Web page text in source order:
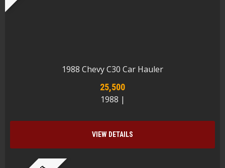
1988 Chevy C30 Car Hauler
25,500
1988 |
VIEW DETAILS